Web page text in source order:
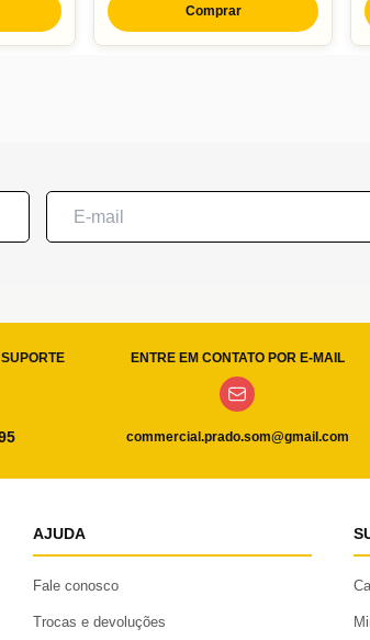
Comprar
ENTRE EM CONTATO POR E-MAIL
commercial.prado.som@gmail.com
AJUDA
Fale conosco
Trocas e devoluções